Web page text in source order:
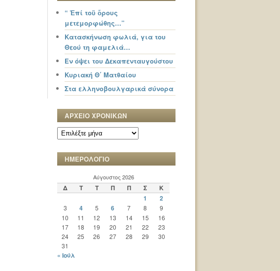
“ Ἐπί τοῦ ὄρους
μετεμορφώθης…”
Κατασκήνωση φωλιά, για του
Θεού τη φαμελιά…
Εν όψει του Δεκαπενταυγούστου
Κυριακή Θ΄ Ματθαίου
Στα ελληνοβουλγαρικά σύνορα
ΑΡΧΕΙΟ ΧΡΟΝΙΚΩΝ
ΑΡΧΕΙΟ
ΧΡΟΝΙΚΩΝ
ΗΜΕΡΟΛΟΓΙΟ
Αύγουστος 2026
Δ Τ Τ Π Π Σ
Κ
1
2
3 4 5 6 7 8
9
10
11 12 13 14 15
16
17
18 19 20 21 22
23
24
25 26 27 28 29
30
31
« Ιούλ